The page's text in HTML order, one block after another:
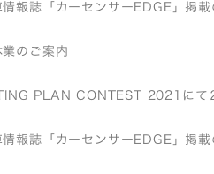
情報誌「カーセンサーEDGE」掲載
業のご案内
PLAN CONTEST 2021にて
情報誌「カーセンサーEDGE」掲載